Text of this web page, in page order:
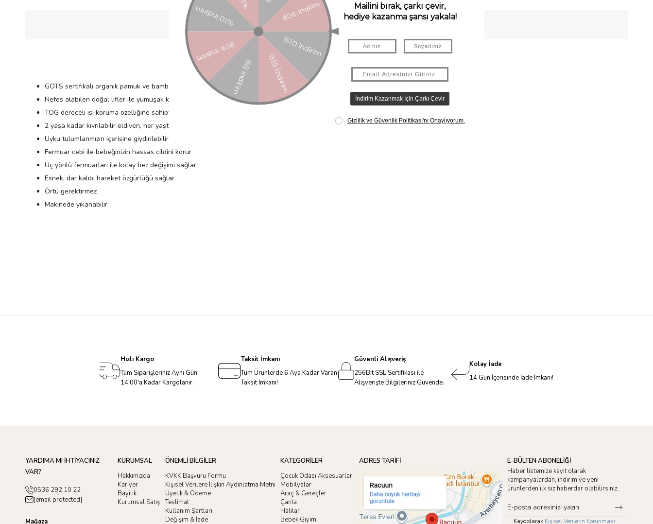
ÜRÜN ÖZELLIKLERIYORUMLAR ÖDEME SEÇENEKLERI ÜRÜN ÖNERILERI
GOTS sertifikalı organik pamuk ve bambu viskondan üretilmiştir
Nefes alabilen doğal lifler ile yumuşak kumaş yapısına sahiptir
TOG dereceli ısı koruma özelliğine sahiptir
2 yaşa kadar kıvrılabilir eldiven, her yaşta kıvrılabilir patik mevcuttur
Uyku tulumlarımızın içerisine giydirilebilir
Fermuar cebi ile bebeğinizin hassas cildini korur
Üç yönlü fermuarları ile kolay bez değişimi sağlar
Esnek, dar kalıbı hareket özgürlüğü sağlar
Örtü gerektirmez
Makinede yıkanabilir
Hızlı Kargo
Tüm Siparişleriniz Aynı Gün
14.00'a Kadar Kargolanır.
Taksit İmkanı
Tüm Ürünlerde 6 Aya Kadar Varan
Taksit İmkanı!
Güvenli Alışveriş
256Bit SSL Sertifikası ile
Alışverişte Bilgileriniz Güvende.
Kolay İade
14 Gün İçerisinde İade İmkanı!
YARDIMA MI İHTİYACINIZ
VAR?
0536 292 10 22
[email protected]
Mağaza
KURUMSAL
Hakkımızda
Kariyer
Bayilik
Kurumsal Satış
ÖNEMLİ BİLGİLER
KVKK Başvuru Formu
Kişisel Verilere İlişkin Aydınlatma Metni
Üyelik & Ödeme
Teslimat
Kullanım Şartları
Değişim & İade
KATEGORİLER
Çocuk Odası Aksesuarları
Mobilyalar
Araç & Gereçler
Çanta
Halılar
Bebek Giyim
ADRES TARİFİ
E-BÜLTEN ABONELİĞİ
Haber listemize kayıt olarak
kampanyalardan, indirim ve yeni
ürünlerden ilk siz haberdar olabilirsiniz.
Kaydolarak Kişisel Verilerin Korunması